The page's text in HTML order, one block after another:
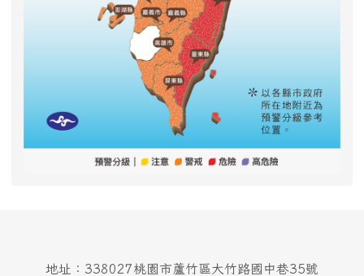
地址：338027桃園市蘆竹區大竹路國中巷35號